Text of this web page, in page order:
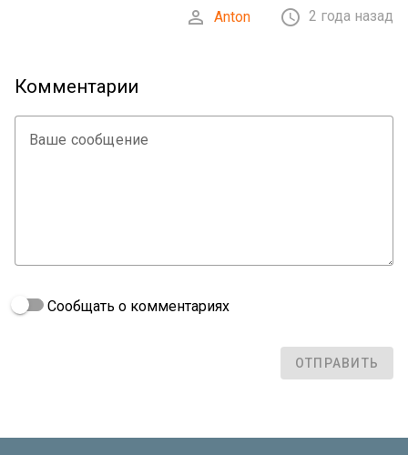
 Anton  2 года назад
Комментарии
Ваше сообщение
Сообщать о комментариях
ОТПРАВИТЬ